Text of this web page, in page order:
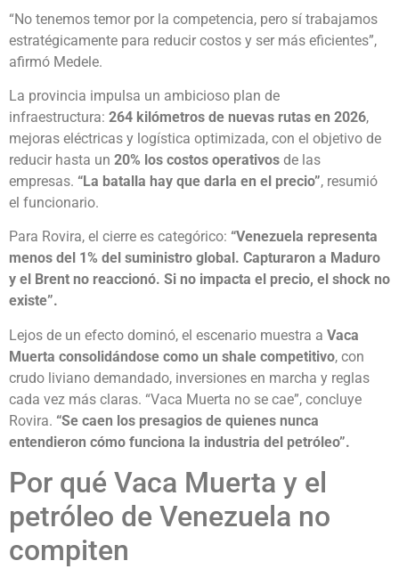
“No tenemos temor por la competencia, pero sí trabajamos
estratégicamente para reducir costos y ser más eficientes”,
afirmó Medele.
La provincia impulsa un ambicioso plan de
infraestructura: 264 kilómetros de nuevas rutas en 2026,
mejoras eléctricas y logística optimizada, con el objetivo de
reducir hasta un 20% los costos operativos de las
empresas. “La batalla hay que darla en el precio”, resumió
el funcionario.
Para Rovira, el cierre es categórico: “Venezuela representa
menos del 1% del suministro global. Capturaron a Maduro
y el Brent no reaccionó. Si no impacta el precio, el shock no
existe”.
Lejos de un efecto dominó, el escenario muestra a Vaca
Muerta consolidándose como un shale competitivo, con
crudo liviano demandado, inversiones en marcha y reglas
cada vez más claras. “Vaca Muerta no se cae”, concluye
Rovira. “Se caen los presagios de quienes nunca
entendieron cómo funciona la industria del petróleo”.
Por qué Vaca Muerta y el
petróleo de Venezuela no
compiten